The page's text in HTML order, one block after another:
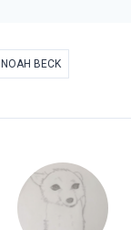
NOAH BECK